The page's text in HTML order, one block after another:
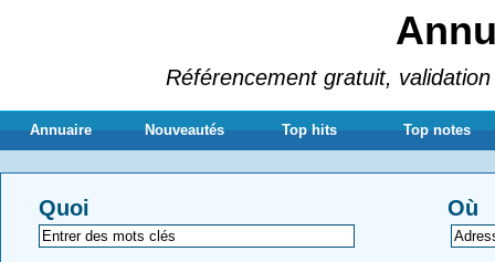
Référencement gratuit,
Annuaire Nouveautés Top hits Top notes
Quoi Où